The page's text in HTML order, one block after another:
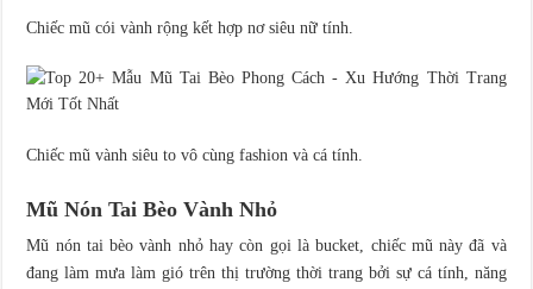
Chiếc mũ cói vành rộng kết hợp nơ siêu nữ tính.
Chiếc mũ vành siêu to vô cùng fashion và cá tính.
Mũ Nón Tai Bèo Vành Nhỏ
Mũ nón tai bèo vành nhỏ hay còn gọi là bucket, chiếc mũ này đã và
đang làm mưa làm gió trên thị trường thời trang bởi sự cá tính, năng